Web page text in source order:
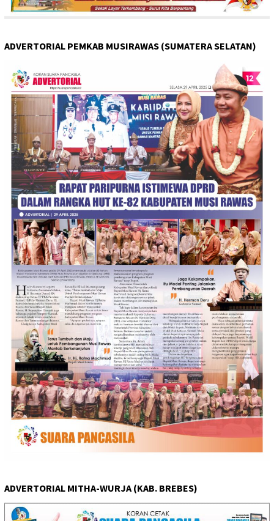
ADVERTORIAL PEMKAB MUSIRAWAS (SUMATERA SELATAN)
ADVERTORIAL MITHA-WURJA (KAB. BREBES)